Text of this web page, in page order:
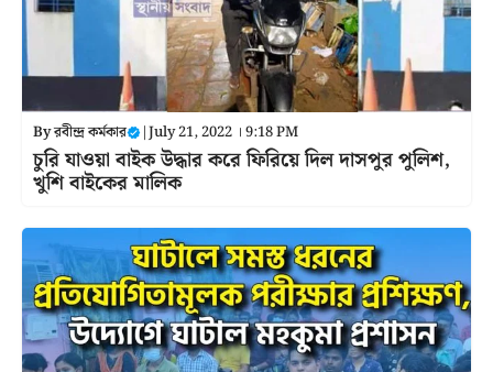
Byরবীন্দ্র কর্মকার |July 21, 2022 । 9:18 PM
চুরি যাওয়া বাইক উদ্ধার করে ফিরিয়ে দিল দাসপুর পুলিশ,
খুশি বাইকের মালিক